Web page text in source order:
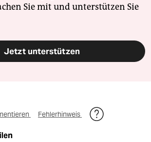
Sie mit und unterstützen Sie
Jetzt unterstützen
Fehlerhinweis